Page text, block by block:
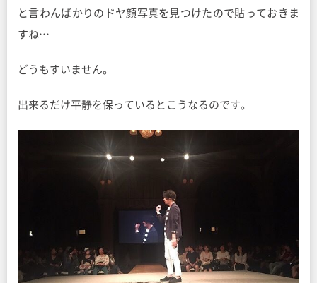
と言わんばかりのドヤ顔写真を見つけたので貼っておきま
すね…
どうもすいません。
出来るだけ平静を保っているとこうなるのです。